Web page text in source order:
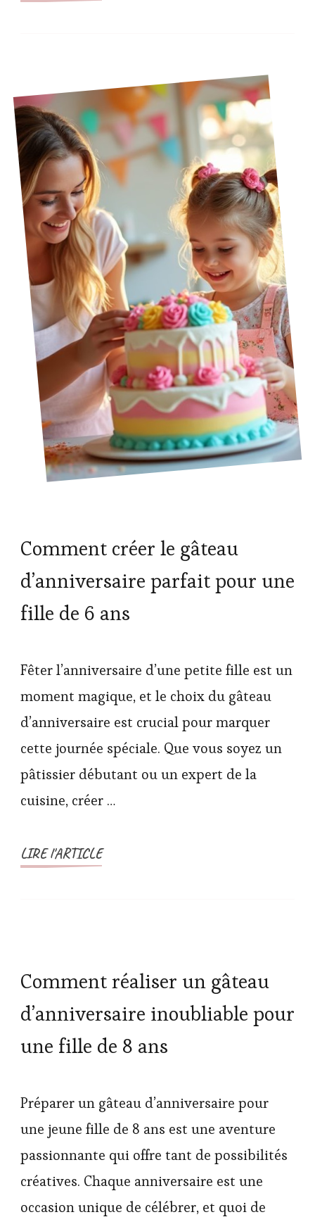
Comment créer le gâteau
d’anniversaire parfait pour une
fille de 6 ans
Fêter l’anniversaire d’une petite fille est un
moment magique, et le choix du gâteau
d’anniversaire est crucial pour marquer
cette journée spéciale. Que vous soyez un
pâtissier débutant ou un expert de la
cuisine, créer …
LIRE l'ARTICLE
Comment réaliser un gâteau
d’anniversaire inoubliable pour
une fille de 8 ans
Préparer un gâteau d’anniversaire pour
une jeune fille de 8 ans est une aventure
passionnante qui offre tant de possibilités
créatives. Chaque anniversaire est une
occasion unique de célébrer, et quoi de